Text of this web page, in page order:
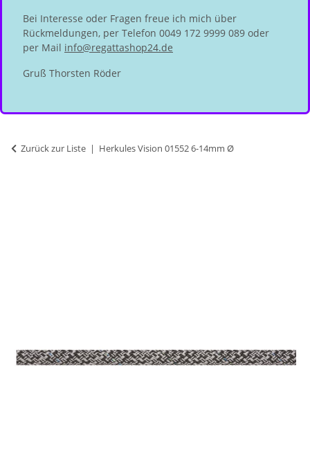
Bei Interesse oder Fragen freue ich mich über
Rückmeldungen, per Telefon 0049 172 9999 089 oder
per Mail info@regattashop24.de
Gruß Thorsten Röder
Zurück zur Liste Herkules Vision 01552 6-14mm Ø